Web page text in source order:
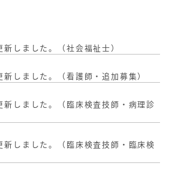
しました。（社会福祉士）
しました。（看護師・追加募集）
しました。（臨床検査技師・病理診
しました。（臨床検査技師・臨床検